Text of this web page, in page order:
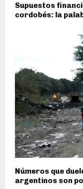
Supuestos
cordobés: la
Números que
argentinos son